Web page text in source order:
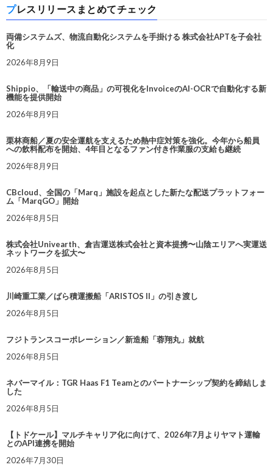
プレスリリースまとめてチェック
両備システムズ、物流自動化システムを手掛ける 株式会社APTを子会社
化
2026年8月9日
Shippio、「輸送中の商品」の可視化をInvoiceのAI-OCRで自動化する新
機能を提供開始
2026年8月9日
栗林商船／夏の安全運航を支えるため熱中症対策を強化。今年から船員
への飲料配布を開始、4年目となるファン付き作業服の支給も継続
2026年8月9日
CBcloud、全国の「Marq」施設を起点とした新たな配送プラットフォー
ム「MarqGO」開始
2026年8月5日
株式会社Univearth、倉吉運送株式会社と資本提携〜山陰エリアへ実運送
ネットワークを拡大〜
2026年8月5日
川崎重工業／ばら積運搬船「ARISTOS II」の引き渡し
2026年8月5日
フジトランスコーポレーション／新造船「蓉翔丸」就航
2026年8月5日
ネバーマイル：TGR Haas F1 Teamとのパートナーシップ契約を締結しま
した
2026年8月5日
【トドケール】マルチキャリア化に向けて、2026年7月よりヤマト運輸
とのAPI連携を開始
2026年7月30日